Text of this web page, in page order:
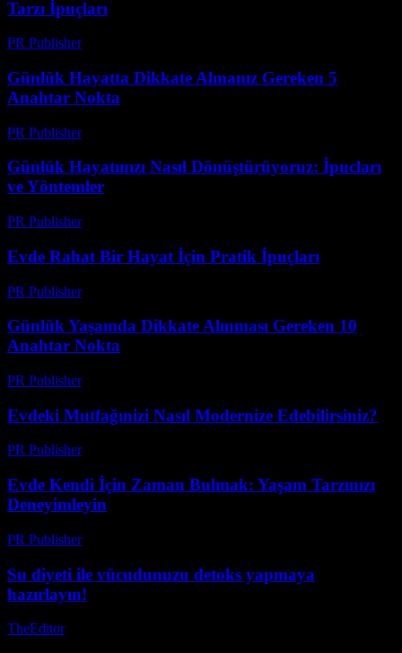
Tarzı İpuçları
PR Publisher-
Günlük Hayatta Dikkate Almanız Gereken 5
Anahtar Nokta
PR Publisher-
Günlük Hayatınızı Nasıl Dönüştürüyoruz: İpucları
ve Yöntemler
PR Publisher-
Evde Rahat Bir Hayat İçin Pratik İpuçları
PR Publisher-
Günlük Yaşamda Dikkate Alınması Gereken 10
Anahtar Nokta
PR Publisher-
Evdeki Mutfağınizi Nasıl Modernize Edebilirsiniz?
PR Publisher-
Evde Kendi İçin Zaman Bulmak: Yaşam Tarzınızı
Deneyimleyin
PR Publisher-
Su diyeti ile vücudunuzu detoks yapmaya
hazırlayın!
TheEditor-